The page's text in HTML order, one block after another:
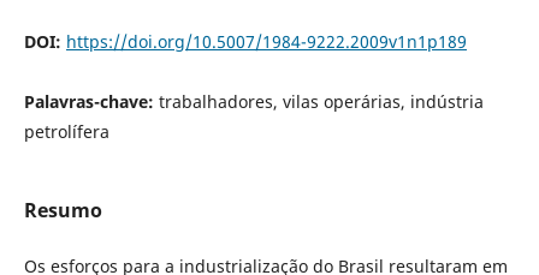
DOI: https://doi.org/10.5007/1984-9222.2009v1n1p189
Palavras-chave: trabalhadores, vilas operárias, indústria
petrolífera
Resumo
Os esforços para a industrialização do Brasil resultaram em